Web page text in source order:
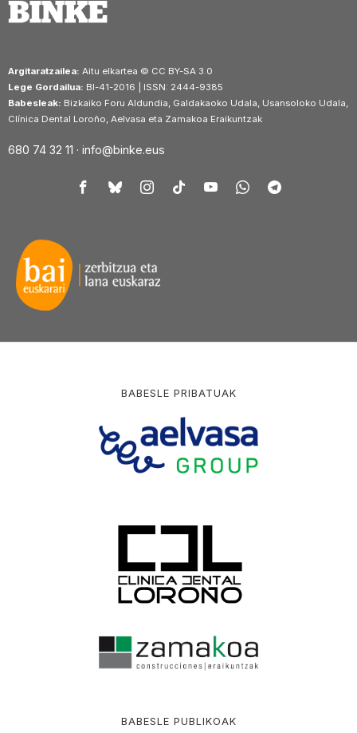
Argitaratzailea: Aitu elkartea © CC BY-SA 3.0
Lege Gordailua: BI-41-2016 | ISSN: 2444-9385
Babesleak: Bizkaiko Foru Aldundia, Galdakaoko Udala, Usansoloko Udala,
Clínica Dental Loroño, Aelvasa eta Zamakoa Eraikuntzak
680 74 32 11 · info@binke.eus
BABESLE PRIBATUAK
BABESLE PUBLIKOAK